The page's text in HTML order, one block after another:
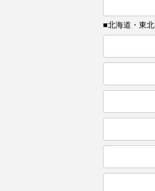
■北海道・東北